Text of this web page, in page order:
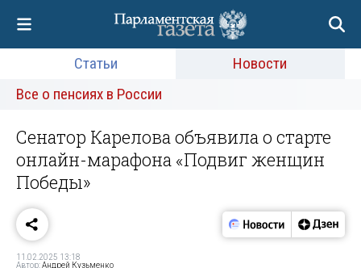
Статьи
Новости
Все о пенсиях в России
Сенатор Карелова объявила о старте
онлайн-марафона «Подвиг женщин
Победы»
11.02.2025 13:18
Автор:Андрей Кузьменко